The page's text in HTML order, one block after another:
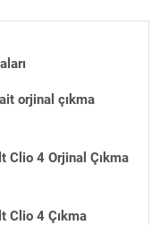
orjinal çıkma
Clio 4 Orjinal Çıkma
Clio 4 Çıkma